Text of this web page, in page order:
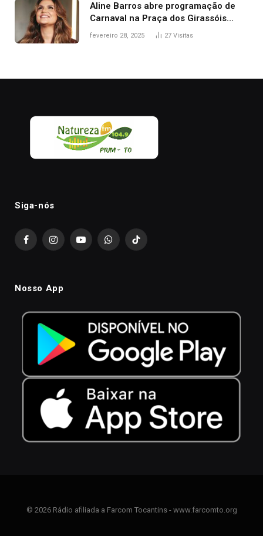
Aline Barros abre programação de
Carnaval na Praça dos Girassóis
nesta sexta-feira, em Palmas
fevereiro 28, 2025 27 Visitas
Siga-nós
FacebookInstagramYouTubeWhatsAppTikTok
Nosso App
© 2026 Rádio afiliada a Farcom Tocantins - www.farcomto.org